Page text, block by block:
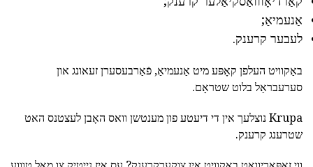
אַנעמיאַ;
לעבער קרענק.
באַקוויט העלפן קאָפּע מיט אַנעמיאַ, פֿאַרבעסערן זעאונג און
סערעבראַל בלוט שטראָם.
Krupa נוצלעך אין די דיעטע פון מענטשן וואס האָבן לעצטנס האט
שטרענג קרענק.